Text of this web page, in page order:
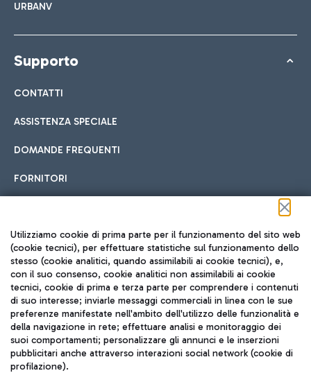
URBANV
Supporto
CONTATTI
ASSISTENZA SPECIALE
DOMANDE FREQUENTI
FORNITORI
Seguici sui social
TRAVEL JOURNAL
ITA
Utilizziamo cookie di prima parte per il funzionamento del sito web
(cookie tecnici), per effettuare statistiche sul funzionamento dello
stesso (cookie analitici, quando assimilabili ai cookie tecnici), e,
con il suo consenso, cookie analitici non assimilabili ai cookie
tecnici, cookie di prima e terza parte per comprendere i contenuti
di suo interesse; inviarle messaggi commerciali in linea con le sue
preferenze manifestate nell'ambito dell'utilizzo delle funzionalità e
della navigazione in rete; effettuare analisi e monitoraggio dei
suoi comportamenti; personalizzare gli annunci e le inserzioni
pubblicitari anche attraverso interazioni social network (cookie di
profilazione).